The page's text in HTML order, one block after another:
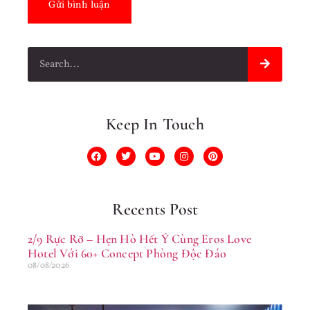
Keep In Touch
Recents Post
2/9 Rực Rỡ – Hẹn Hò Hết Ý Cùng Eros Love
Hotel Với 60+ Concept Phòng Độc Đáo
08/08/2026